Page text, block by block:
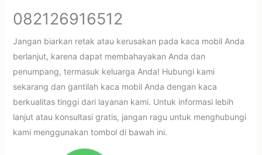
082126916512
Jangan biarkan retak atau kerusakan pada kaca mobil Anda
berlanjut, karena dapat membahayakan Anda dan
penumpang, termasuk keluarga Anda! Hubungi kami
sekarang dan gantilah kaca mobil Anda dengan kaca
berkualitas tinggi dari layanan kami. Untuk informasi lebih
lanjut atau konsultasi gratis, jangan ragu untuk menghubungi
kami menggunakan tombol di bawah ini.